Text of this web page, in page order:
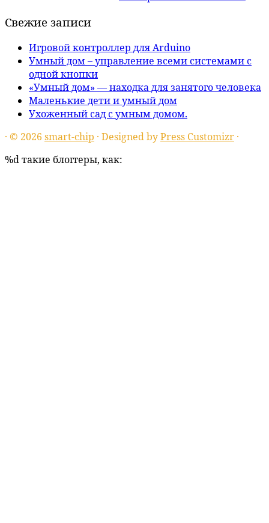
Свежие записи
Игровой контроллер для Arduino
Умный дом – управление всеми системами с
одной кнопки
«Умный дом» — находка для занятого человека
Маленькие дети и умный дом
Ухоженный сад с умным домом.
· © 2026 smart-chip · Designed byPress Customizr ·
%dтакие блоггеры, как: